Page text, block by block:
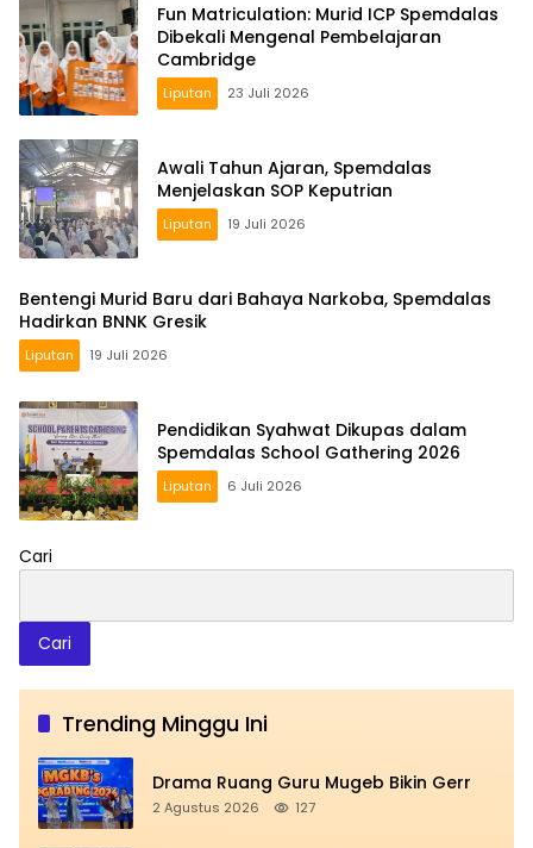
Fun Matriculation: Murid ICP Spemdalas
Dibekali Mengenal Pembelajaran
Cambridge
Liputan 23 Juli 2026
Awali Tahun Ajaran, Spemdalas
Menjelaskan SOP Keputrian
Liputan 19 Juli 2026
Bentengi Murid Baru dari Bahaya Narkoba, Spemdalas
Hadirkan BNNK Gresik
Liputan 19 Juli 2026
Pendidikan Syahwat Dikupas dalam
Spemdalas School Gathering 2026
Liputan 6 Juli 2026
Cari
Cari
Trending Minggu Ini
Drama Ruang Guru Mugeb Bikin Gerr
2 Agustus 2026 127